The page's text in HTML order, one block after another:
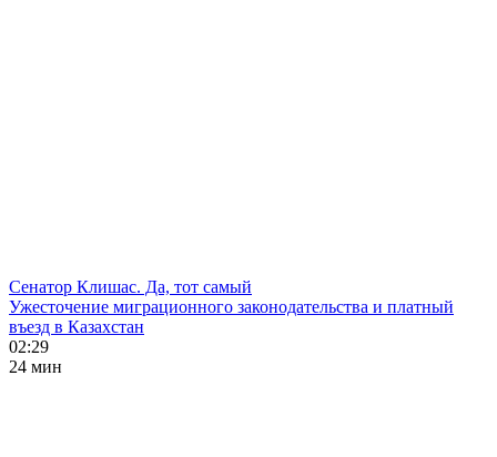
Сенатор Клишас. Да, тот самый
Ужесточение миграционного законодательства и платный
въезд в Казахстан
02:29
24 мин